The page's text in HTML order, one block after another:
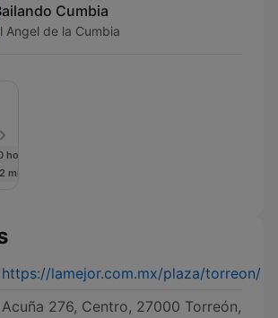
Cumbia
Angel de la Cumbia
hours ago
min
https://lamejor.com.mx/plaza/torreon/
Acuña 276, Centro, 27000 Torreón,